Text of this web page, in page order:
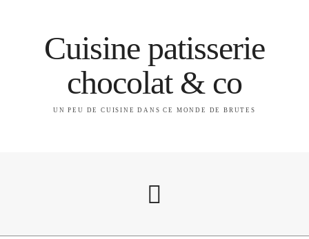
Cuisine patisserie
chocolat & co
UN PEU DE CUISINE DANS CE MONDE DE BRUTES